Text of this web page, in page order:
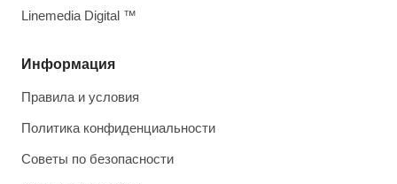
Информация
Правила и условия
Политика конфиденциальности
Советы по безопасности
Linemedia Digital ™